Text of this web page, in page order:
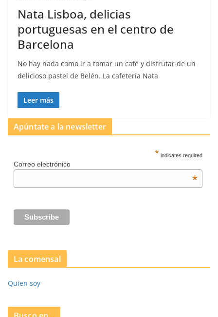
Nata Lisboa, delicias
portuguesas en el centro de
Barcelona
No hay nada como ir a tomar un café y disfrutar de un
delicioso pastel de Belén. La cafetería Nata
Leer más
Apúntate a la newsletter
* indicates required
Correo electrónico
*
La comensal
Quien soy